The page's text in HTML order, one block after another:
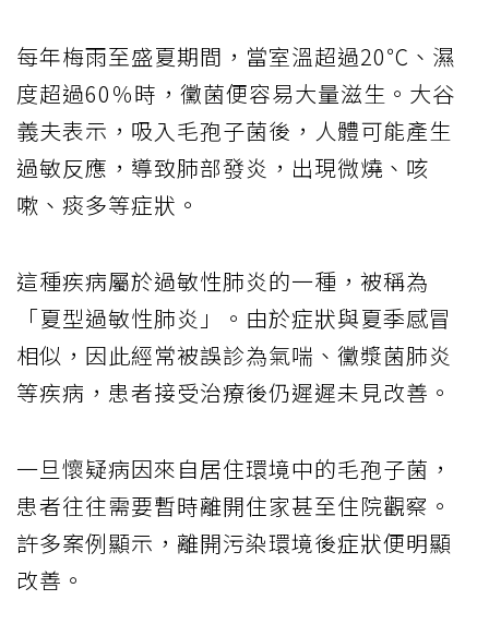
每年梅雨至盛夏期間，當室溫超過20℃、濕
度超過60％時，黴菌便容易大量滋生。大谷
義夫表示，吸入毛孢子菌後，人體可能產生
過敏反應，導致肺部發炎，出現微燒、咳
嗽、痰多等症狀。
這種疾病屬於過敏性肺炎的一種，被稱為
「夏型過敏性肺炎」。由於症狀與夏季感冒
相似，因此經常被誤診為氣喘、黴漿菌肺炎
等疾病，患者接受治療後仍遲遲未見改善。
一旦懷疑病因來自居住環境中的毛孢子菌，
患者往往需要暫時離開住家甚至住院觀察。
許多案例顯示，離開污染環境後症狀便明顯
改善。